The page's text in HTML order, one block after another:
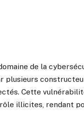
de la
plusieurs
Cette
illicites, rendant